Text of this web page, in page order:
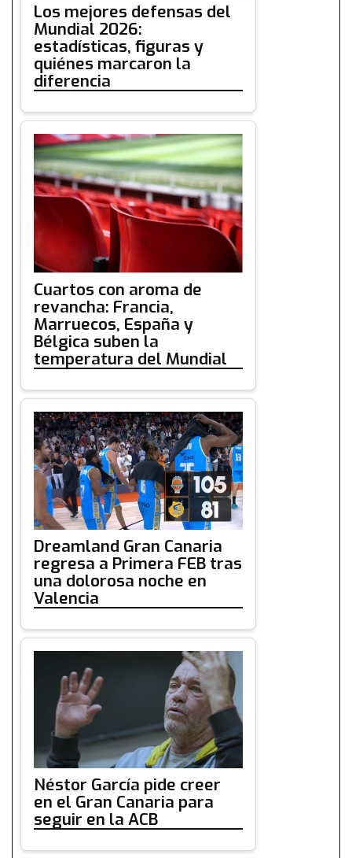
Los mejores defensas del
Mundial 2026:
estadísticas, figuras y
quiénes marcaron la
diferencia
Cuartos con aroma de
revancha: Francia,
Marruecos, España y
Bélgica suben la
temperatura del Mundial
Dreamland Gran Canaria
regresa a Primera FEB tras
una dolorosa noche en
Valencia
Néstor García pide creer
en el Gran Canaria para
seguir en la ACB